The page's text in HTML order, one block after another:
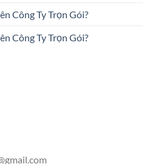
Công Ty Trọn Gói?
Công Ty Trọn Gói?